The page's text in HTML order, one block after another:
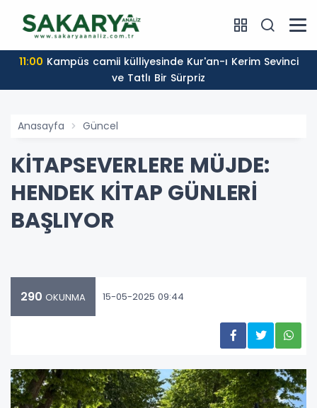
11:00
ve Tatlı Bir Sürpriz
Anasayfa Güncel
KİTAPSEVERLERE MÜJDE:
HENDEK KİTAP GÜNLERİ
BAŞLIYOR
290 OKUNMA 15-05-2025 09:44